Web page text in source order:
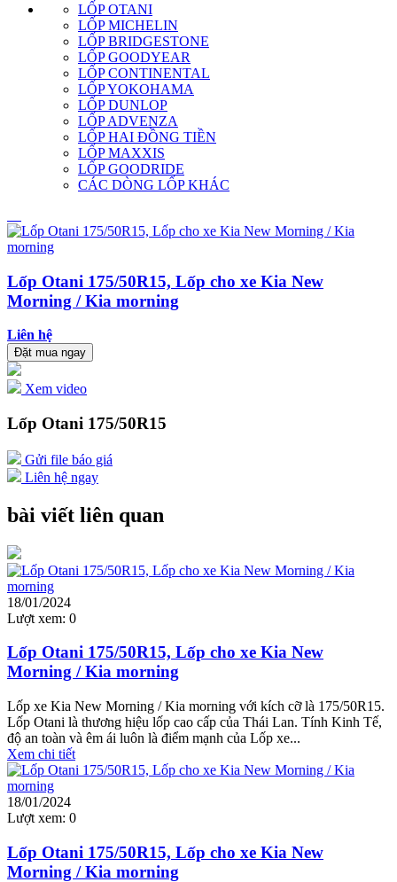
LỐP OTANI
LỐP MICHELIN
LỐP BRIDGESTONE
LỐP GOODYEAR
LỐP CONTINENTAL
LỐP YOKOHAMA
LỐP DUNLOP
LỐP ADVENZA
LỐP HAI ĐỒNG TIỀN
LỐP MAXXIS
LỐP GOODRIDE
CÁC DÒNG LỐP KHÁC
Lốp Otani 175/50R15, Lốp cho xe Kia New
Morning / Kia morning
Liên hệ
Đặt mua ngay
Xem video
Lốp Otani 175/50R15
Gửi file báo giá
Liên hệ ngay
bài viết liên quan
18/01/2024
Lượt xem: 0
Lốp Otani 175/50R15, Lốp cho xe Kia New
Morning / Kia morning
Lốp xe Kia New Morning / Kia morning với kích cỡ là 175/50R15.
Lốp Otani là thương hiệu lốp cao cấp của Thái Lan. Tính Kinh Tế,
độ an toàn và êm ái luôn là điểm mạnh của Lốp xe...
Xem chi tiết
18/01/2024
Lượt xem: 0
Lốp Otani 175/50R15, Lốp cho xe Kia New
Morning / Kia morning